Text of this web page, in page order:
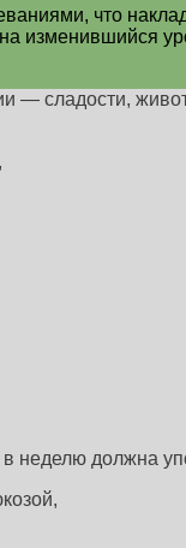
что
изменившийся
— сладости,
неделю должна